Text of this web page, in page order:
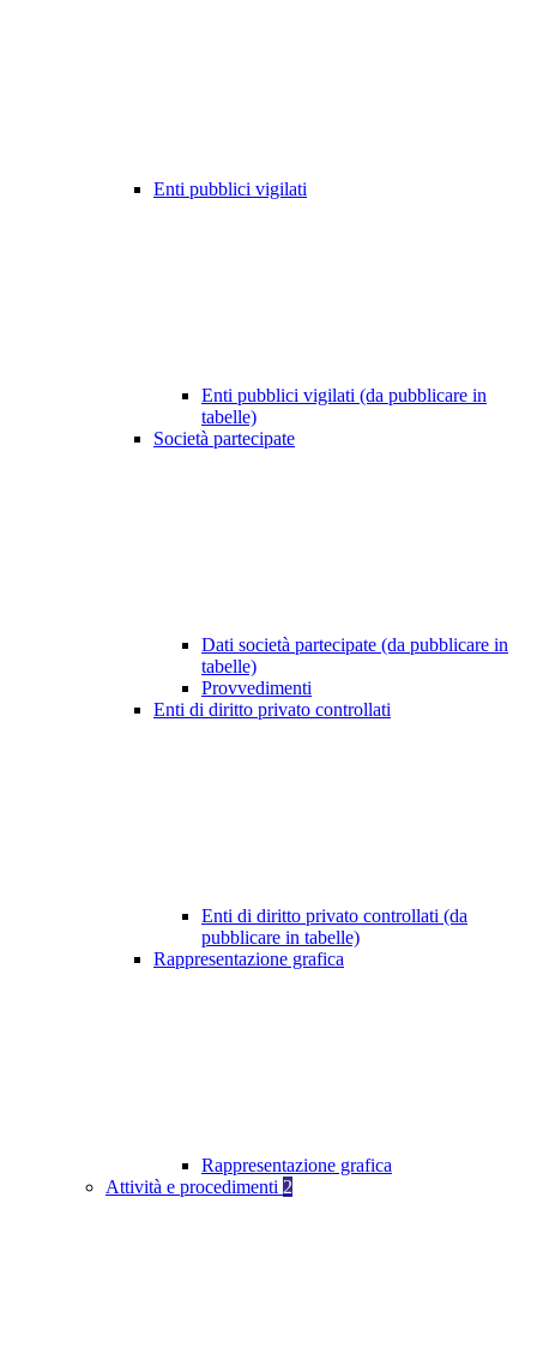
Enti pubblici vigilati
Enti pubblici vigilati (da pubblicare in
tabelle)
Società partecipate
Dati società partecipate (da pubblicare in
tabelle)
Provvedimenti
Enti di diritto privato controllati
Enti di diritto privato controllati (da
pubblicare in tabelle)
Rappresentazione grafica
Rappresentazione grafica
Attività e procedimenti 2